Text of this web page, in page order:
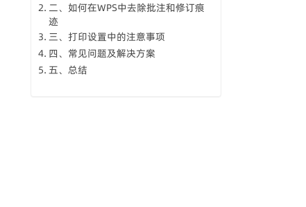
二、如何在WPS中去除批注和修订痕
迹
三、打印设置中的注意事项
四、常见问题及解决方案
五、总结